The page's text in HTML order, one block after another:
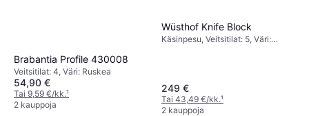
Brabantia Profile 430008
Veitsitilat: 4, Väri: Ruskea
54,90 €
Tai 9,59 €/kk.¹
2 kauppoja
Wüsthof Knife Block
Käsinpesu, Veitsitilat: 5, Väri:
249 €
Tai 43,49 €/kk.¹
2 kauppoja